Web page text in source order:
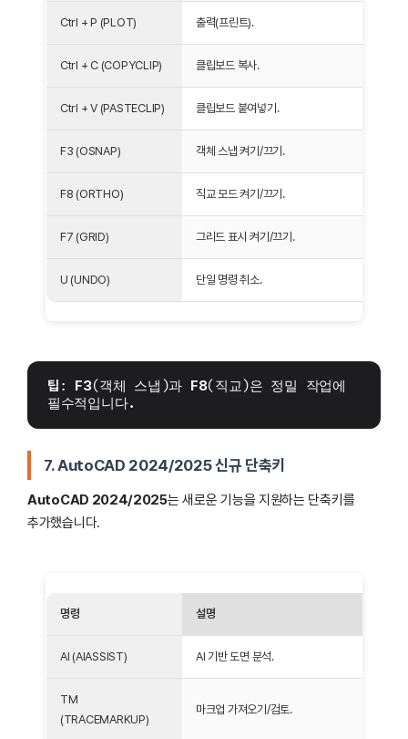
Ctrl + P (PLOT) 출력(프린트).
Ctrl + C (COPYCLIP) 클립보드 복사.
Ctrl + V (PASTECLIP) 클립보드 붙여넣기.
F3 (OSNAP) 객체 스냅 켜기/끄기.
F8 (ORTHO) 직교 모드 켜기/끄기.
F7 (GRID) 그리드 표시 켜기/끄기.
U (UNDO) 단일 명령 취소.
팁 : F3(객체 스냅)과 F8(직교)은 정밀 작업에
필수적입니다.
7. AutoCAD 2024/2025 신규 단축키
AutoCAD 2024/2025는 새로운 기능을 지원하는 단축키를
추가했습니다.
명령 설명
AI (AIASSIST) AI 기반 도면 분석.
TM
(TRACEMARKUP)
마크업 가져오기/검토.